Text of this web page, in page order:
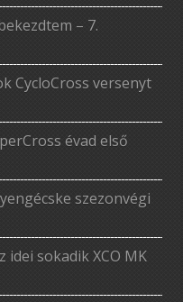
– 7.
CycloCross versenyt
évad első
szezonvégi
idei sokadik XCO MK